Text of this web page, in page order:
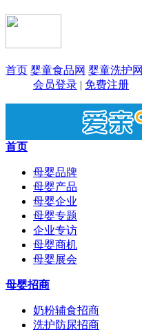
首页 婴童食品网 婴童洗护网
会员登录 | 免费注册
首页
母婴品牌
母婴产品
母婴企业
母婴专题
企业专访
母婴商机
母婴展会
母婴招商
奶粉辅食招商
洗护防尿招商